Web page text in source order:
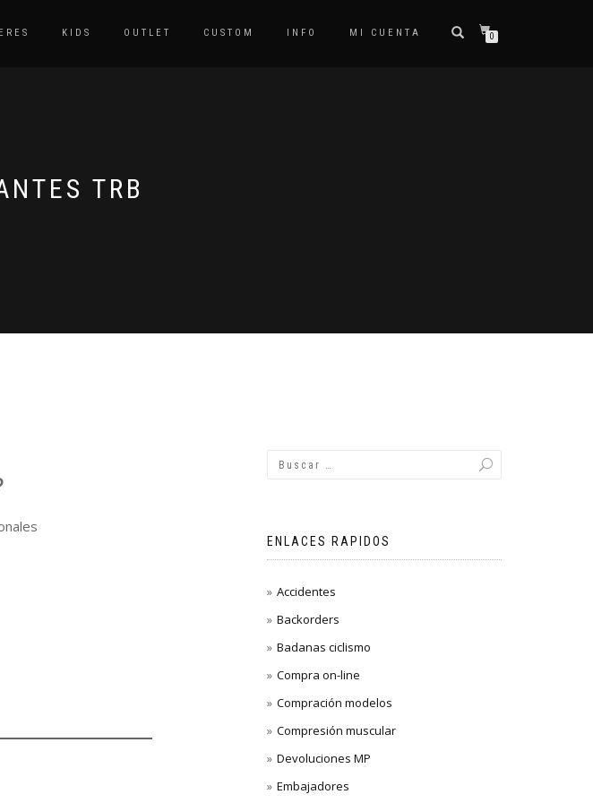
KIDS OUTLET CUSTOM INFO MI CUENTA 0
TRB
ENLACES RAPIDOS
Accidentes
Backorders
Badanas ciclismo
Compra on-line
Compración modelos
Compresión muscular
Devoluciones MP
Embajadores